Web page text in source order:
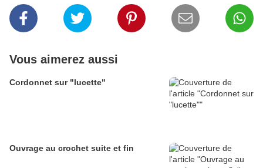
Vous aimerez aussi
Cordonnet sur "lucette"
Ouvrage au crochet suite et fin